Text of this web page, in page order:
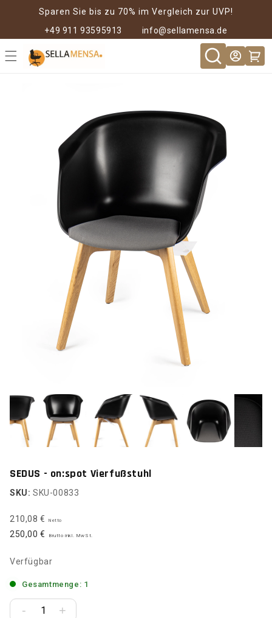
Sparen Sie bis zu 70% im Vergleich zur UVP!
+49 911 93595913
info@sellamensa.de
SEDUS - on:spot Vierfußstuhl
SKU: SKU-00833
210,08 € Netto
250,00 € Brutto inkl. MwSt.
Verfügbar
Gesamtmenge: 1
- +